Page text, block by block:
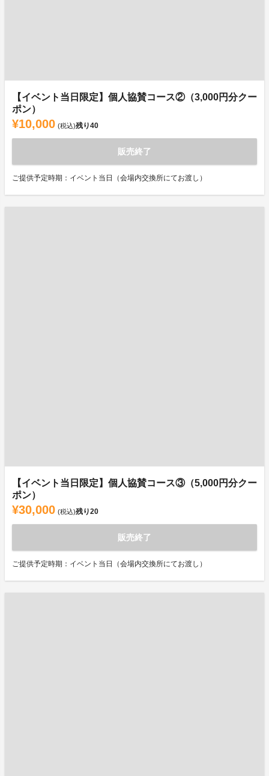
【イベント当日限定】個人協賛コース②（3,000円分クー
ポン）
¥10,000 (税込)残り40
販売終了
ご提供予定時期：イベント当日（会場内交換所にてお渡し）
【イベント当日限定】個人協賛コース③（5,000円分クー
ポン）
¥30,000 (税込)残り20
販売終了
ご提供予定時期：イベント当日（会場内交換所にてお渡し）